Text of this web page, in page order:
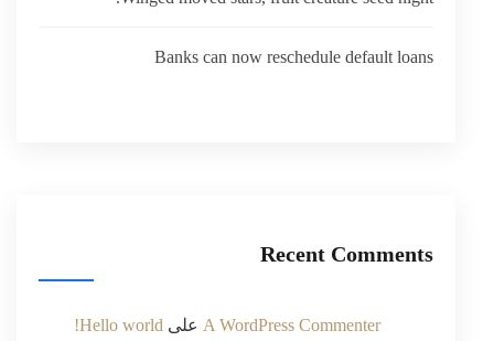
Banks can now reschedule default loans
Recent Comments
A WordPress Commenter على Hello world!